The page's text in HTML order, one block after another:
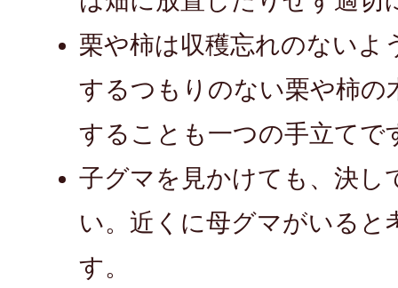
栗や柿は収穫忘れのないよ
するつもりのない栗や柿の
することも一つの手立てで
子グマを見かけても、決し
い。近くに母グマがいると
す。